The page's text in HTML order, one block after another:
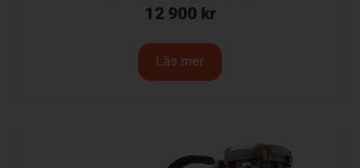
12 900 kr
Läs mer